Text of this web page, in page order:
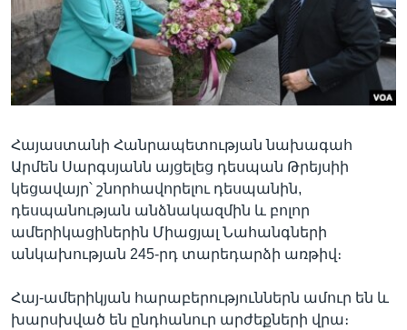
Լեզուներ
Հայաստանի Հանրապետության նախագահ
Արմեն Սարգսյանն այցելեց դեսպան Թրեյսիի
կեցավայր՝ շնորհավորելու դեսպանին,
դեսպանության անձնակազմին և բոլոր
ամերիկացիներին Միացյալ Նահանգների
անկախության 245-րդ տարեդարձի առթիվ։
Հայ-ամերիկյան հարաբերություններն ամուր են և
խարսխված են ընդհանուր արժեքների վրա։